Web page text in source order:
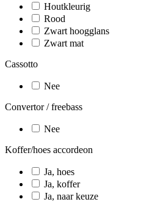
Houtkleurig
Rood
Zwart hoogglans
Zwart mat
Cassotto
Nee
Convertor / freebass
Nee
Koffer/hoes accordeon
Ja, hoes
Ja, koffer
Ja, naar keuze